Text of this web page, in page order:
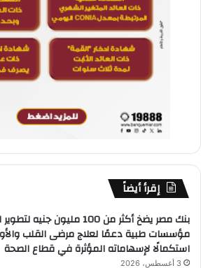
إقرأ أيضاً
بنك مصر يضخ أكثر من 100
مؤسسات طبية دعمًا لعلاج مرضى القلب
استكمالًا لإسهاماته المؤثرة في قطاع الصحة
3 أغسطس، 2026